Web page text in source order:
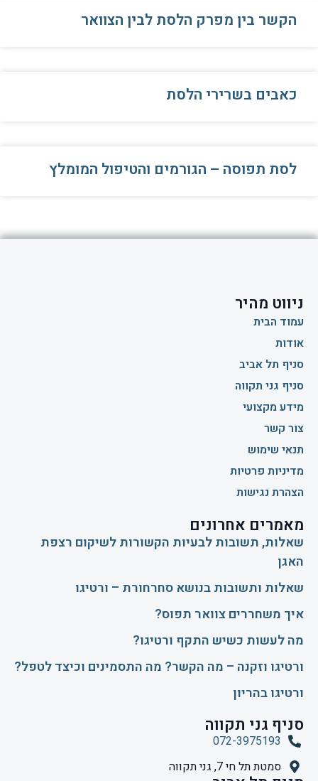
הקשר בין מפרק הלסת לבין הצוואר
כאבים בשרירי הלסת
לסת תפוסה – הגורמים והטיפול המומלץ
ניווט מהיר
עמוד הבית
אודות
סניף תל אביב
סניף גני תקווה
מידע מקצועי
צור קשר
תנאי שימוש
מדיניות פרטיות
הצהרת נגישות
מאמרים אחרונים
שאלות, תשובות לבעיות הקשורות לשיקום רצפת
האגן
שאלות ותשובות בנושא סחרחורת – ורטיגו
איך משחררים צוואר תפוס?
​מה לעשות כשיש התקף ורטיגו?
ורטיגו וזקנה – מה הקשר? מה התסמינים וכיצד לטפל?
ורטיגו בהריון
סניף גני תקווה
072-3975193
סמטת תל חי 7, גני תקווה